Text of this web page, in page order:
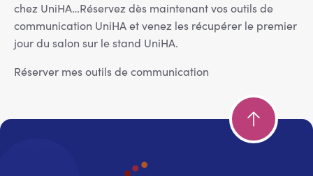
chez UniHA…Réservez dès maintenant vos outils de
communication UniHA et venez les récupérer le premier
jour du salon sur le stand UniHA.
Réserver mes outils de communication